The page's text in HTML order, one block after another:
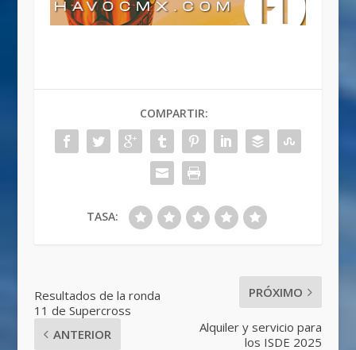
COMPARTIR:
TASA:
Resultados de la ronda
11 de Supercross
ANTERIOR
PRÓXIMO
Alquiler y servicio para
los ISDE 2025